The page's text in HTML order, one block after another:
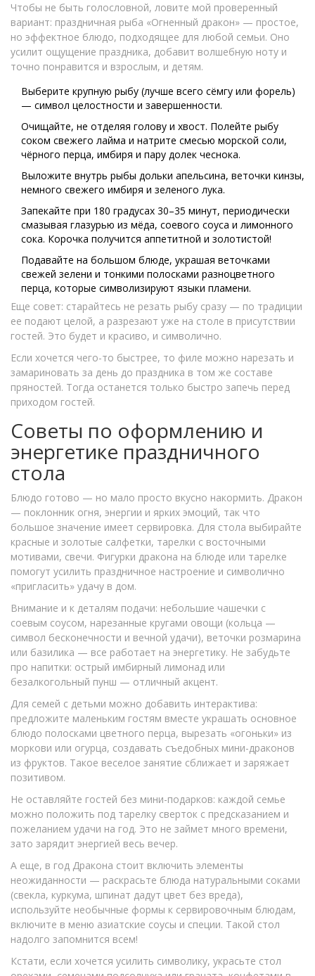
Чтобы не быть голословной, ловите мой проверенный
вариант: праздничная рыба «Огненный дракон» — простое,
но эффектное блюдо, подходящее для любой семьи. Оно
усилит ощущение праздника, добавит волшебную ноту и
точно понравится и взрослым, и детям.
Выберите крупную рыбу (лучше всего сёмгу или форель)
— символ целостности и завершенности.
Очищайте, не отделяя голову и хвост. Полейте рыбу
соком свежего лайма и натрите смесью морской соли,
чёрного перца, имбиря и пару долек чеснока.
Выложите внутрь рыбы дольки апельсина, веточки кинзы,
немного свежего имбиря и зеленого лука.
Запекайте при 180 градусах 30–35 минут, периодически
смазывая глазурью из мёда, соевого соуса и лимонного
сока. Корочка получится аппетитной и золотистой!
Подавайте на большом блюде, украшая веточками
свежей зелени и тонкими полосками разноцветного
перца, которые символизируют языки пламени.
Еще совет: старайтесь не резать рыбу сразу — по традиции
ее подают целой, а разрезают уже на столе в присутствии
гостей. Это будет и красиво, и символично.
Если хочется чего-то быстрее, то филе можно нарезать и
замариновать за день до праздника в том же составе
пряностей. Тогда останется только быстро запечь перед
приходом гостей.
Советы по оформлению и
энергетике праздничного
стола
Блюдо готово — но мало просто вкусно накормить. Дракон
— поклонник огня, энергии и ярких эмоций, так что
большое значение имеет сервировка. Для стола выбирайте
красные и золотые салфетки, тарелки с восточными
мотивами, свечи. Фигурки дракона на блюде или тарелке
помогут усилить праздничное настроение и символично
«пригласить» удачу в дом.
Внимание и к деталям подачи: небольшие чашечки с
соевым соусом, нарезанные кругами овощи (кольца —
символ бесконечности и вечной удачи), веточки розмарина
или базилика — все работает на энергетику. Не забудьте
про напитки: острый имбирный лимонад или
безалкогольный пунш — отличный акцент.
Для семей с детьми можно добавить интерактива:
предложите маленьким гостям вместе украшать основное
блюдо полосками цветного перца, вырезать «огоньки» из
моркови или огурца, создавать съедобных мини-драконов
из фруктов. Такое веселое занятие сближает и заряжает
позитивом.
Не оставляйте гостей без мини-подарков: каждой семье
можно положить под тарелку сверток с предсказанием и
пожеланием удачи на год. Это не займет много времени,
зато зарядит энергией весь вечер.
А еще, в год Дракона стоит включить элементы
неожиданности — раскрасьте блюда натуральными соками
(свекла, куркума, шпинат дадут цвет без вреда),
используйте необычные формы к сервировочным блюдам,
включите в меню азиатские соусы и специи. Такой стол
надолго запомнится всем!
Кстати, если хочется усилить символику, украсьте стол